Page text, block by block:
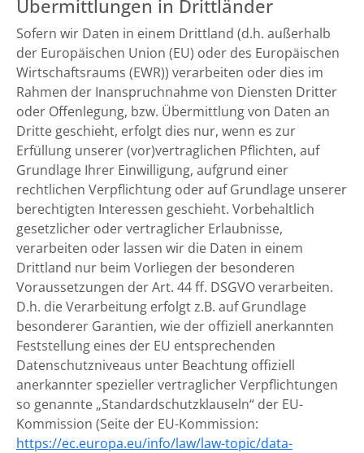
Übermittlungen in Drittländer
Sofern wir Daten in einem Drittland (d.h. außerhalb
der Europäischen Union (EU) oder des Europäischen
Wirtschaftsraums (EWR)) verarbeiten oder dies im
Rahmen der Inanspruchnahme von Diensten Dritter
oder Offenlegung, bzw. Übermittlung von Daten an
Dritte geschieht, erfolgt dies nur, wenn es zur
Erfüllung unserer (vor)vertraglichen Pflichten, auf
Grundlage Ihrer Einwilligung, aufgrund einer
rechtlichen Verpflichtung oder auf Grundlage unserer
berechtigten Interessen geschieht. Vorbehaltlich
gesetzlicher oder vertraglicher Erlaubnisse,
verarbeiten oder lassen wir die Daten in einem
Drittland nur beim Vorliegen der besonderen
Voraussetzungen der Art. 44 ff. DSGVO verarbeiten.
D.h. die Verarbeitung erfolgt z.B. auf Grundlage
besonderer Garantien, wie der offiziell anerkannten
Feststellung eines der EU entsprechenden
Datenschutzniveaus unter Beachtung offiziell
anerkannter spezieller vertraglicher Verpflichtungen
so genannte „Standardschutzklauseln“ der EU-
Kommission (Seite der EU-Kommission:
https://ec.europa.eu/info/law/law-topic/data-